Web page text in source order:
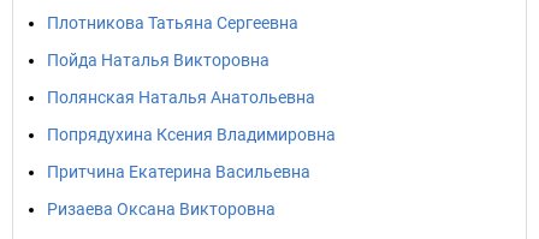
Плотникова Татьяна Сергеевна
Пойда Наталья Викторовна
Полянская Наталья Анатольевна
Попрядухина Ксения Владимировна
Притчина Екатерина Васильевна
Ризаева Оксана Викторовна